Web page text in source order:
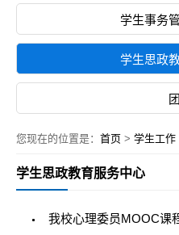
学生事务
学生思政
您现在的位置是： 首页 > 学生工作
学生思政教育服务中心
我校心理委员MOOC课